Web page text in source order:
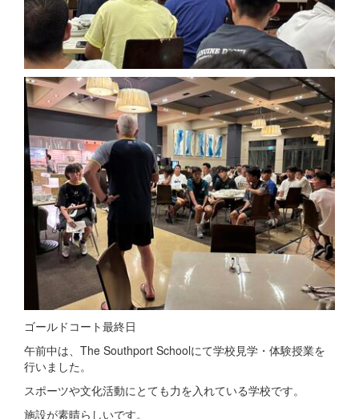
ゴールドコート最終日
午前中は、The Southport Schoolにて学校見学・体験授業を
行いました。
スポーツや文化活動にとても力を入れている学校です。
施設が素晴らしいです。